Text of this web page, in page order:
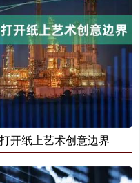
开纸上艺术创意边界